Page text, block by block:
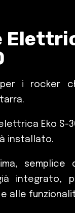
i rocker
Eko S-
installato.
integrato,
alle